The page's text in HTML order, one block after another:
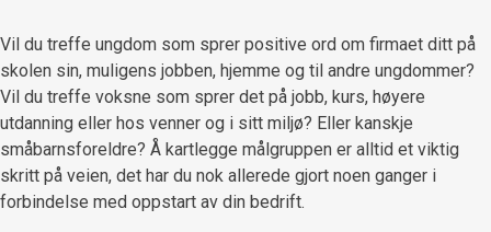
Vil du treffe ungdom som sprer positive ord om firmaet ditt på
skolen sin, muligens jobben, hjemme og til andre ungdommer?
Vil du treffe voksne som sprer det på jobb, kurs, høyere
utdanning eller hos venner og i sitt miljø? Eller kanskje
småbarnsforeldre? Å kartlegge målgruppen er alltid et viktig
skritt på veien, det har du nok allerede gjort noen ganger i
forbindelse med oppstart av din bedrift.